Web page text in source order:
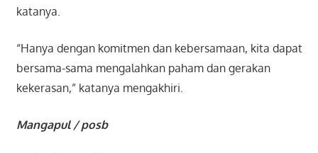
katanya.
“Hanya dengan komitmen dan kebersamaan, kita dapat
bersama-sama mengalahkan paham dan gerakan
kekerasan,” katanya mengakhiri.
Mangapul / posb